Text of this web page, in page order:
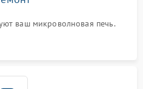
ваш микроволновая печь.